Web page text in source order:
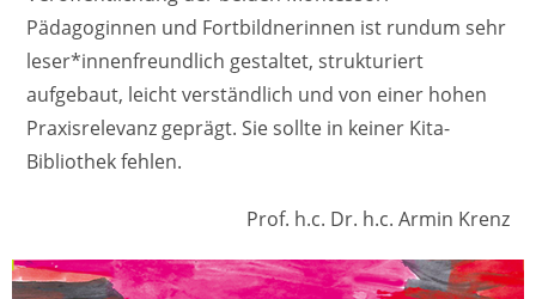
Pädagoginnen und Fortbildnerinnen ist rundum sehr
leser*innenfreundlich gestaltet, strukturiert
aufgebaut, leicht verständlich und von einer hohen
Praxisrelevanz geprägt. Sie sollte in keiner Kita-
Bibliothek fehlen.
Prof. h.c. Dr. h.c. Armin Krenz